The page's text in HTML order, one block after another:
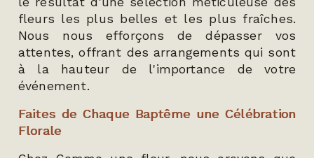
fleurs les plus belles et les plus fraîches.
Nous nous efforçons de dépasser vos
attentes, offrant des arrangements qui sont
à la hauteur de l'importance de votre
événement.
Faites de Chaque Baptême une Célébration
Florale